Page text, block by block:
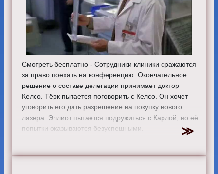
Смотреть бесплатно - Сотрудники клиники сражаются
за право поехать на конференцию. Окончательное
решение о составе делегации принимает доктор
Келсо. Тёрк пытается поговорить с Келсо. Он хочет
уговорить его дать разрешение на покупку нового
лазера. Эллиот пытается подружиться с Карлой, но её
попытки оказываются безуспешными.
Актеры:Зак Брафф, Сара Чок, Дональд Фэйсон, Кен